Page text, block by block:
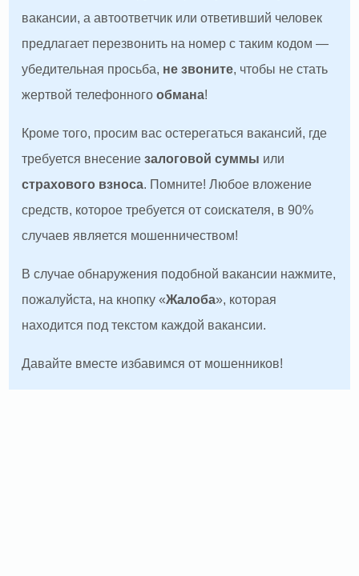
вакансии, а автоответчик или ответивший человек
предлагает перезвонить на номер с таким кодом —
убедительная просьба, не звоните, чтобы не стать
жертвой телефонногообмана!
Кроме того, просим вас остерегаться вакансий, где
требуется внесениезалоговой суммы или
страхового взноса. Помните! Любое вложение
средств, которое требуется от соискателя, в 90%
случаев является мошенничеством!
В случае обнаружения подобной вакансии нажмите,
пожалуйста, на кнопку «Жалоба», которая
находится под текстом каждой вакансии.
Давайте вместе избавимся от мошенников!